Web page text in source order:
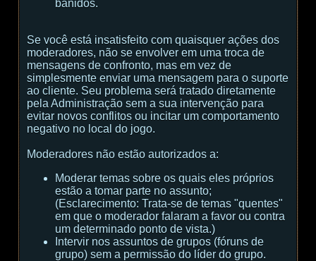
banidos.
Se você está insatisfeito com quaisquer ações dos
moderadores, não se envolver em uma troca de
mensagens de confronto, mas em vez de
simplesmente enviar uma mensagem para o suporte
ao cliente. Seu problema será tratado diretamente
pela Administração sem a sua intervenção para
evitar novos conflitos ou incitar um comportamento
negativo no local do jogo.
Moderadores não estão autorizados a:
Moderar temas sobre os quais eles próprios
estão a tomar parte no assunto;
(Esclarecimento: Trata-se de temas "quentes"
em que o moderador falaram a favor ou contra
um determinado ponto de vista.)
Intervir nos assuntos de grupos (fóruns de
grupo) sem a permissão do líder do grupo.